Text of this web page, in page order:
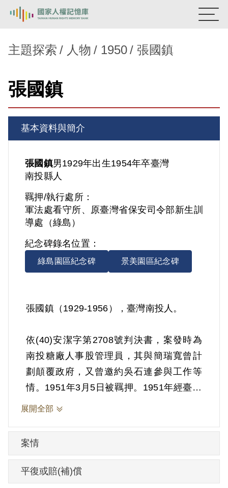
新生訓導處
主題探索
背景知識
關於我們
主題探索 人物 1950 張國鎮
張國鎮
基本資料與簡介
張國鎮男1929年出生1954年卒臺灣
南投縣人
羈押/執行處所：
軍法處看守所、原臺灣省保安司令部新生訓
導處（綠島）
紀念碑錄名位置：
綠島園區紀念碑 景美園區紀念碑
張國鎮（1929-1956），臺灣南投人。
依(40)安潔字第2708號判決書，案發時為
南投糖廠人事股管理員，其與簡瑞寬曾計
劃顛覆政府，又曾邀約吳石連參與工作等
情。1951年3月5日被羈押。1951年經臺灣
省保安司令部以《懲治叛亂條例》第2條第
其家屬於1999年6月向補償基金會提出申
請，2001年5月經第2屆第7次臨時董事會審
展開全部
案情
平復或賠(補)償